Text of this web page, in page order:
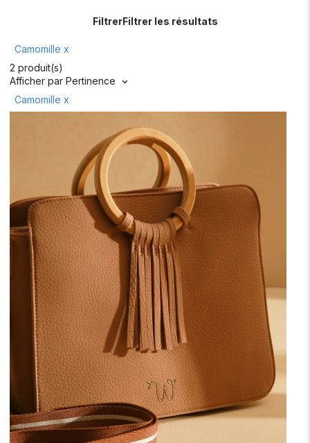
FiltrerFiltrer les résultats
Camomille x
2 produit(s)
Afficher par Pertinence
Camomille x